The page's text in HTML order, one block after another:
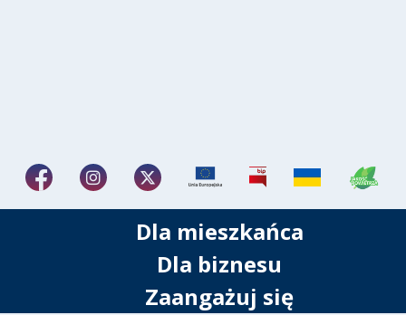
Dla mieszkańca
Dla biznesu
Zaangażuj się